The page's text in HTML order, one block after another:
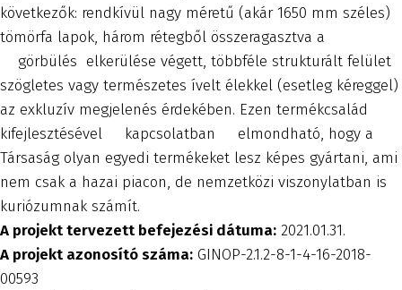
következők: rendkívül nagy méretű (akár 1650 mm széles)
tömörfa lapok, három rétegből összeragasztva a
görbülés elkerülése végett, többféle strukturált felület
szögletes vagy természetes ívelt élekkel (esetleg kéreggel)
az exkluzív megjelenés érdekében. Ezen termékcsalád
kifejlesztésével kapcsolatban elmondható, hogy a
Társaság olyan egyedi termékeket lesz képes gyártani, ami
nem csak a hazai piacon, de nemzetközi viszonylatban is
kuriózumnak számít.
A projekt tervezett befejezési dátuma: 2021.01.31.
A projekt azonosító száma: GINOP-2.1.2-8-1-4-16-2018-
00593